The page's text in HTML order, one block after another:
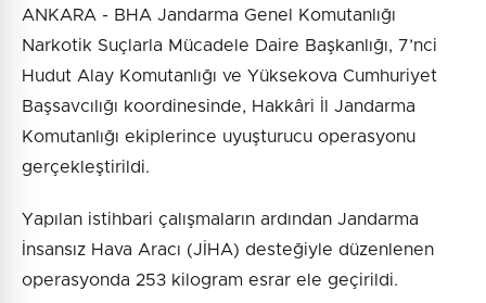
ANKARA - BHA Jandarma Genel Komutanlığı
Narkotik Suçlarla Mücadele Daire Başkanlığı, 7’nci
Hudut Alay Komutanlığı ve Yüksekova Cumhuriyet
Başsavcılığı koordinesinde, Hakkâri İl Jandarma
Komutanlığı ekiplerince uyuşturucu operasyonu
gerçekleştirildi.
Yapılan istihbari çalışmaların ardından Jandarma
İnsansız Hava Aracı (JİHA) desteğiyle düzenlenen
operasyonda 253 kilogram esrar ele geçirildi.